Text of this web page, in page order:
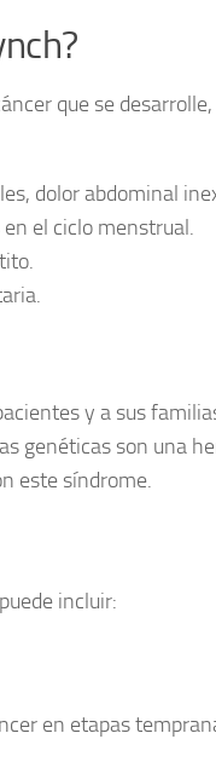
que se
dolor abdominal
el ciclo menstrual.
y a sus
genéticas son una
este síndrome.
incluir:
en etapas